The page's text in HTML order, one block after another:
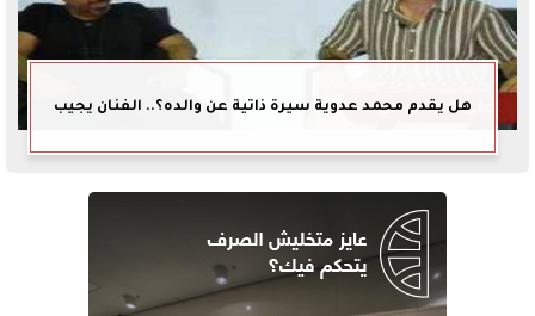
هل يقدم محمد عدوية سيرة ذاتية عن والده؟.. الفنان يجيب